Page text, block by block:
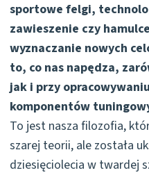
sportowe felgi,
zawieszenie czy
wyznaczanie nowych
to, co nas napędza,
jak i przy
komponentów
To jest nasza filozofia,
szarej teorii, ale została
dziesięciolecia w twardej